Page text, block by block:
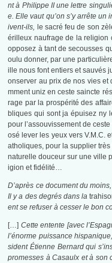
nt à Philippe II une lettre
e. Elle vaut qu’on s’y arrête un
ivent-ils­, le sacré feu de son
érilleux naufrage de la religion
opposez à tant de secousses
oulu donner, par une
ille nous font entiers et sauvés
onserver au prix de nos vies et
mment uniz en ceste saincte
rage par la prospérité des
bliques qui sont ja épuisez ny
pour l’assouvissement de
osé lever les yeux vers V.M.C.
atholiques, pour la supplier
naturelle douceur sur une ville
igion et fidélité…
D’après ce document du
Il y a des degrés dans la
ent se refuser à cesser le bon
[…] Cette entente [avec
l’énorme puissance
sident Étienne Bernard qui
promesses à Casaulx et à son